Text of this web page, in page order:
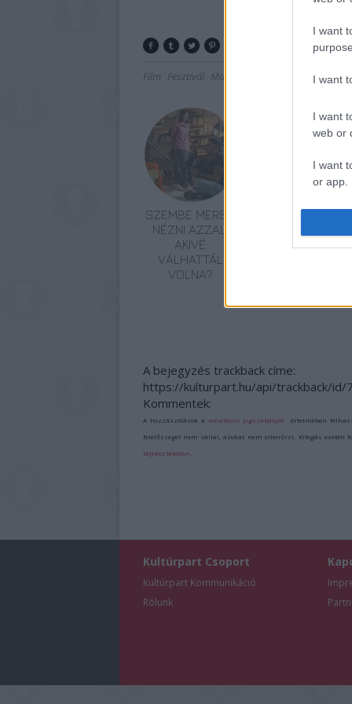
I want
I want
I want
web or
I want
or app.
I want
I want
Film Fesztivál Magyar film
SZEMBE MERSZ
NÉZNI AZZAL,
AKIVÉ
VÁLHATTÁL
VOLNA?
ONE MORE LIKE:
SPORTDRÁMA,
A bejegyzés trackback címe:
https://kulturpart.hu/api/trackback/id/
Kommentek:
A hozzászólások avonatkozó jogszabályok értelmében
felelősséget nem vállal, azokat nem ellenőrzi. Kifogás esetén
tájékoztatóban
Kultúrpart Csoport
Kultúrpart Kommunikáció
Rólunk